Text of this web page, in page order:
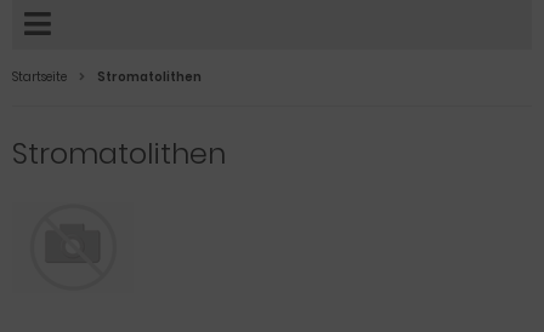
Startseite Stromatolithen
Stromatolithen